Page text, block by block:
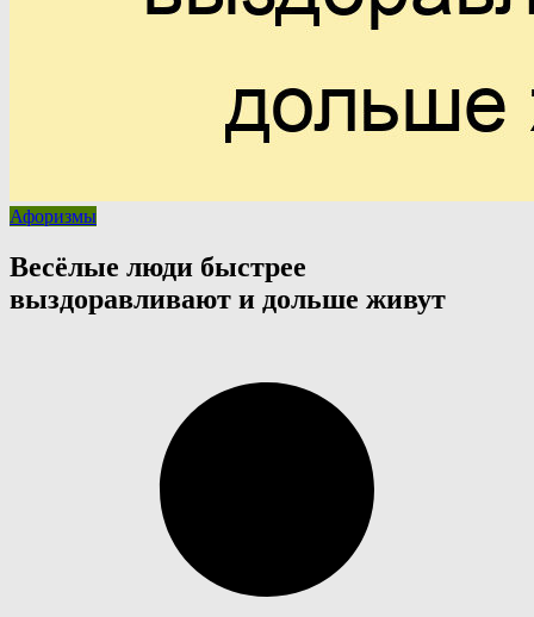
Афоризмы
Весёлые люди быстрее
выздоравливают и дольше живут